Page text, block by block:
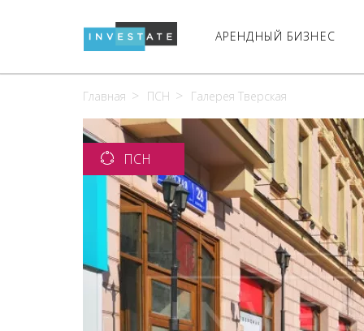
АРЕНДНЫЙ БИЗНЕС
Главная ПСН Галерея Тверская
ПСН